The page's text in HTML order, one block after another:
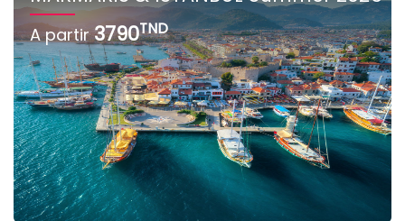
A partir3790TND